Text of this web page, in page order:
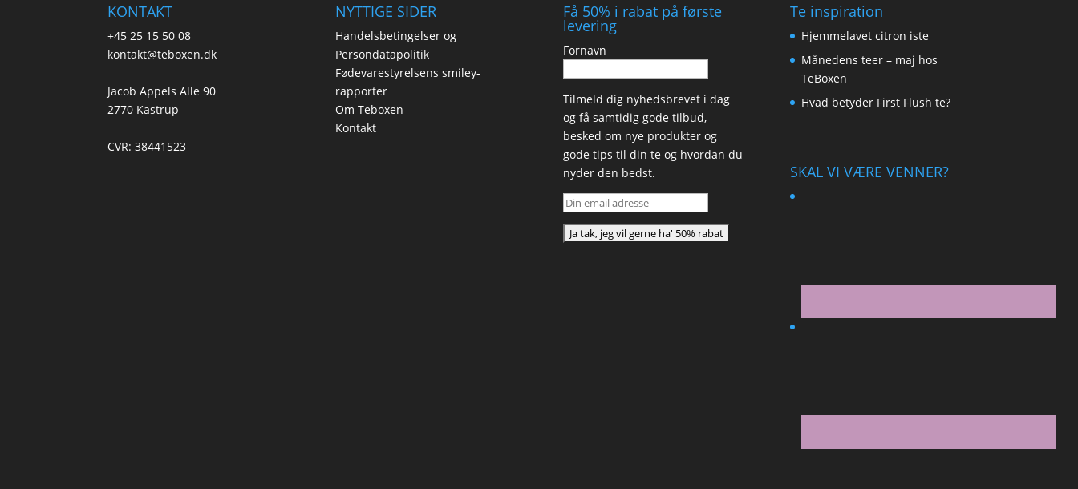
KONTAKT
+45 25 15 50 08
kontakt@teboxen.dk
Jacob Appels Alle 90
2770 Kastrup
CVR: 38441523
NYTTIGE SIDER
Handelsbetingelser og
Persondatapolitik
Fødevarestyrelsens smiley-
rapporter
Om Teboxen
Kontakt
Få 50% i rabat på første
levering
Fornavn
Tilmeld dig nyhedsbrevet i dag
og få samtidig gode tilbud,
besked om nye produkter og
gode tips til din te og hvordan du
nyder den bedst.
Te inspiration
Hjemmelavet citron iste
Månedens teer – maj hos
TeBoxen
Hvad betyder First Flush te?
SKAL VI VÆRE VENNER?